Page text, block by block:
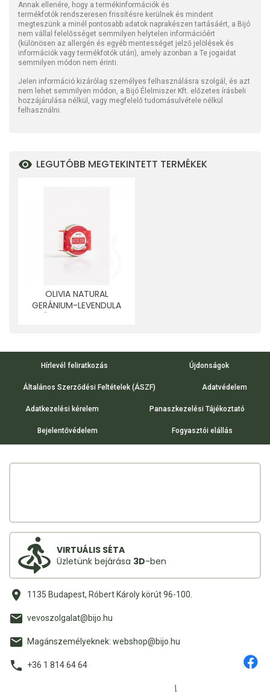
Annak ellenére, hogy a termékinformációk és
termékfotók rendszeresen frissítésre kerülnek és mindent
megteszünk a minél pontosabb adatok naprakészen tartásáért, a Bijó
nem vállal felelősséget semmilyen helytelen információért
(különösen az allergén és egyéb mentességet jelző jelölések és
információk vagy termékfotók után), amely azonban a Te jogaidat
semmilyen módon nem érinti.
Jelen információ kizárólag személyes felhasználásra szolgál, és azt
nem lehet semmilyen módon, a Bijó Élelmiszer Kft. előzetes írásbeli
hozzájárulása nélkül, vagy megfelelő tudomásulvétele nélkül
felhasználni.
LEGUTÓBB MEGTEKINTETT TERMÉKEK
OLIVIA NATURAL
GERÁNIUM-LEVENDULA
Hírlevél feliratkozás Újdonságok
Általános Szerződési Feltételek (ÁSZF) Adatvédelem
Adatkezelési kérelem Panaszkezelési Tájékoztató
Bejelentővédelem Fogyasztói elállás
VIRTUÁLIS SÉTA
Üzletünk bejárása 3D-ben
1135 Budapest, Róbert Károly körút 96-100.
vevoszolgalat@bijo.hu
Magánszemélyeknek: webshop@bijo.hu
+36 1 814 64 64